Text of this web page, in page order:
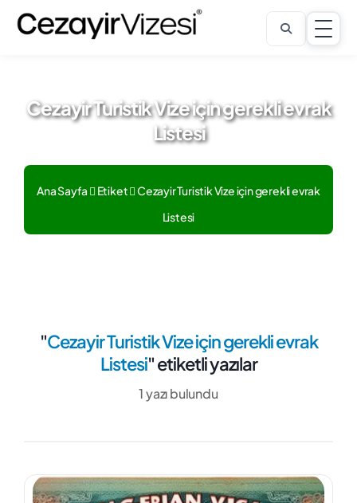
Cezayir Turistik Vize için gerekli evrak
Listesi
Ana Sayfa Etiket
Cezayir Turistik Vize için gerekli evrak
Listesi
"Cezayir Turistik Vize için gerekli evrak
Listesi" etiketli yazılar
1 yazı bulundu